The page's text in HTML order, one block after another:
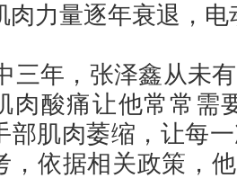
肉力量逐年衰退，
三年，张泽鑫从未
肉酸痛让他常常需
部肌肉萎缩，让每
，依据相关政策，